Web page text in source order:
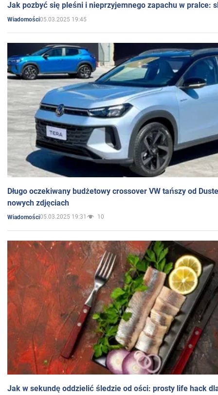
Jak pozbyć się pleśni i nieprzyjemnego zapachu w pralce:
Wiadomości05.03.2025 19:45
Długo oczekiwany budżetowy crossover VW tańszy od
nowych zdjęciach
Wiadomości05.03.2025 19:31 10
Jak w sekundę oddzielić śledzie od ości: prosty life hack